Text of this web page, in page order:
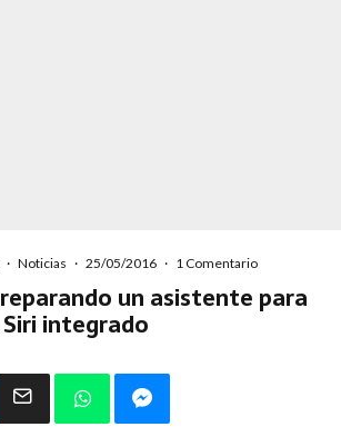
· Noticias · 25/05/2016 · 1 Comentario
un asistente para
integrado